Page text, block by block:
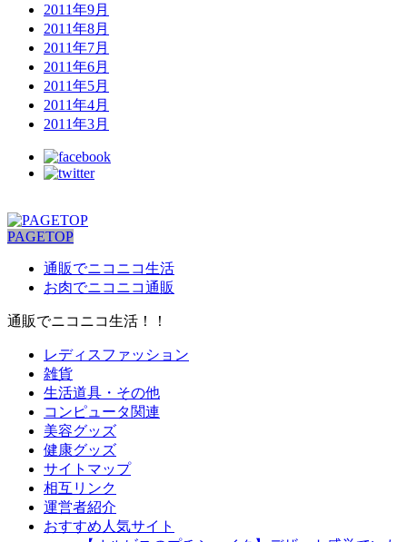
2011年9月
2011年8月
2011年7月
2011年6月
2011年5月
2011年4月
2011年3月
PAGETOP
通販でニコニコ生活
お肉でニコニコ通販
通販でニコニコ生活！！
レディスファッション
雑貨
生活道具・その他
コンピュータ関連
美容グッズ
健康グッズ
サイトマップ
相互リンク
運営者紹介
おすすめ人気サイト